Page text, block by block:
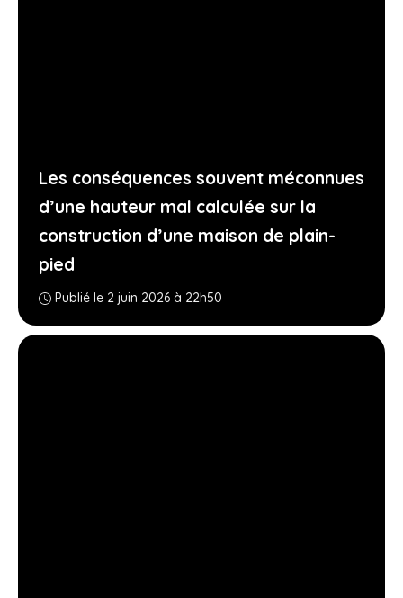
Les conséquences souvent méconnues
d’une hauteur mal calculée sur la
construction d’une maison de plain-
pied
Publié le 2 juin 2026 à 22h50